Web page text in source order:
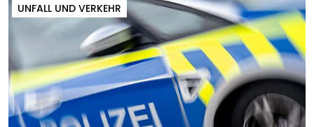
UNFALL UND VERKEHR